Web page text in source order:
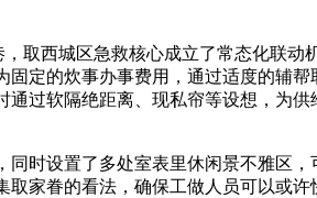
西城区急救核心成立了常态化联动
定的炊事办事费用，通过适度的辅
过软隔绝距离、现私帘等设想，为
设置了多处室表里休闲景不雅区，
家眷的看法，确保工做人员可以或许